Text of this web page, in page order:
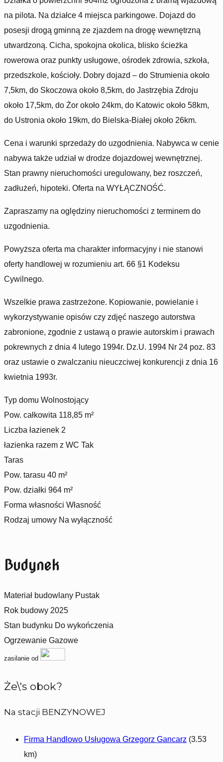
na pilota. Na działce 4 miejsca parkingowe. Dojazd do
posesji drogą gminną ze zjazdem na drogę wewnętrzną
utwardzoną. Cicha, spokojna okolica, blisko ścieżka
rowerowa oraz punkty usługowe, ośrodek zdrowia, szkoła,
przedszkole, kościoły. Dobry dojazd – do Strumienia około
7,5km, do Skoczowa około 8,5km, do Jastrzębia Zdroju
około 17,5km, do Żor około 24km, do Katowic około 58km,
do Ustronia około 19km, do Bielska-Białej około 26km.
Cena i warunki sprzedaży do uzgodnienia. Nabywca w cenie
nabywa także udział w drodze dojazdowej wewnętrznej.
Stan prawny nieruchomości uregulowany, bez roszczeń,
zadłużeń, hipoteki. Oferta na WYŁĄCZNOŚĆ.
Zapraszamy na oględziny nieruchomości z terminem do
uzgodnienia.
Powyższa oferta ma charakter informacyjny i nie stanowi
oferty handlowej w rozumieniu art. 66 §1 Kodeksu
Cywilnego.
Wszelkie prawa zastrzeżone. Kopiowanie, powielanie i
wykorzystywanie opisów czy zdjęć naszego autorstwa
zabronione, zgodnie z ustawą o prawie autorskim i prawach
pokrewnych z dnia 4 lutego 1994r. Dz.U. 1994 Nr 24 poz. 83
oraz ustawie o zwalczaniu nieuczciwej konkurencji z dnia 16
kwietnia 1993r.
Typ domu Wolnostojący
Pow. całkowita 118,85 m²
Liczba łazienek 2
łazienka razem z WC Tak
Taras
Pow. tarasu 40 m²
Pow. działki 964 m²
Forma własności Własność
Rodzaj umowy Na wyłączność
Budynek
Materiał budowlany Pustak
Rok budowy 2025
Stan budynku Do wykończenia
Ogrzewanie Gazowe
zasilanie od
Że\'s obok?
Na stacji BENZYNOWEJ
Firma Handlowo Usługowa Grzegorz Gancarz (3.53
km)